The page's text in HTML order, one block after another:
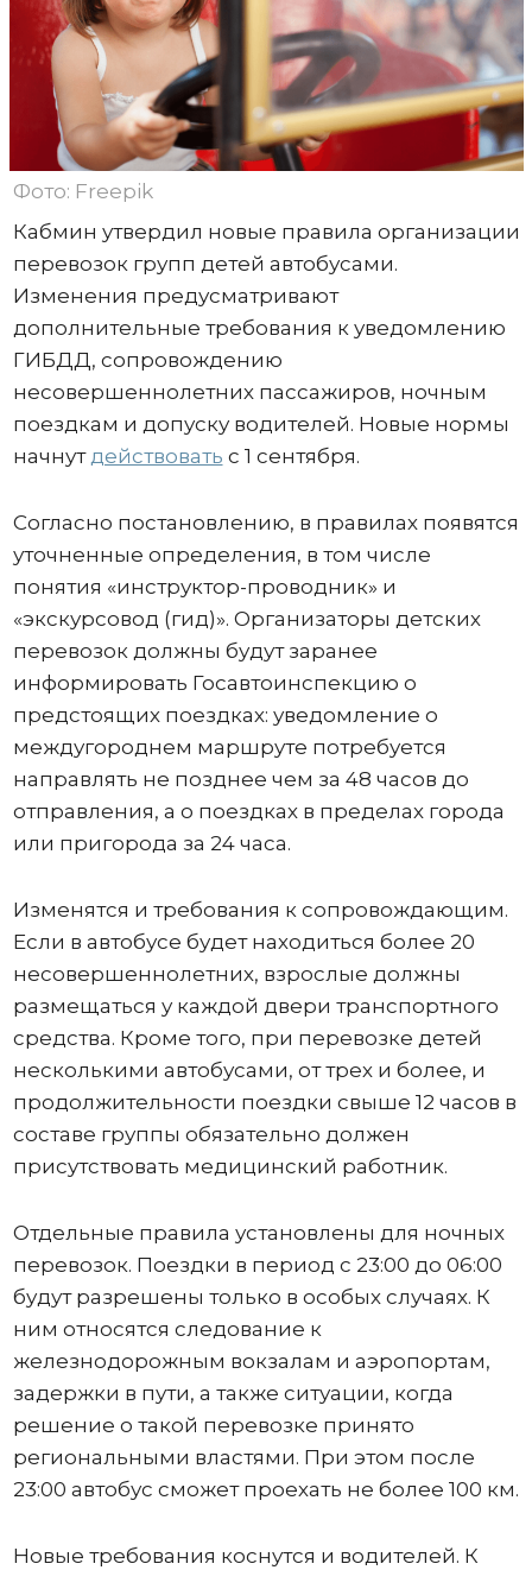
Фото: Freepik
Кабмин утвердил новые правила организации
перевозок групп детей автобусами.
Изменения предусматривают
дополнительные требования к уведомлению
ГИБДД, сопровождению
несовершеннолетних пассажиров, ночным
поездкам и допуску водителей. Новые нормы
начнутдействовать с 1 сентября.
Согласно постановлению, в правилах появятся
уточненные определения, в том числе
понятия «инструктор-проводник» и
«экскурсовод (гид)». Организаторы детских
перевозок должны будут заранее
информировать Госавтоинспекцию о
предстоящих поездках: уведомление о
междугороднем маршруте потребуется
направлять не позднее чем за 48 часов до
отправления, а о поездках в пределах города
или пригорода за 24 часа.
Изменятся и требования к сопровождающим.
Если в автобусе будет находиться более 20
несовершеннолетних, взрослые должны
размещаться у каждой двери транспортного
средства. Кроме того, при перевозке детей
несколькими автобусами, от трех и более, и
продолжительности поездки свыше 12 часов в
составе группы обязательно должен
присутствовать медицинский работник.
Отдельные правила установлены для ночных
перевозок. Поездки в период с 23:00 до 06:00
будут разрешены только в особых случаях. К
ним относятся следование к
железнодорожным вокзалам и аэропортам,
задержки в пути, а также ситуации, когда
решение о такой перевозке принято
региональными властями. При этом после
23:00 автобус сможет проехать не более 100 км.
Новые требования коснутся и водителей. К